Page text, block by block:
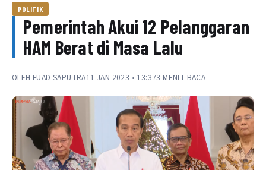
POLITIK
Pemerintah Akui 12 Pelanggaran
HAM Berat di Masa Lalu
OLEH FUAD SAPUTRA11 JAN 2023 • 13:373 MENIT BACA